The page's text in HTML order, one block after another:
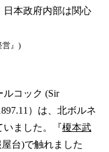
本政府内部は関心
』)
コック (Sir
）は、北ボルネ
いました。『榎本武
屋台)で触れました